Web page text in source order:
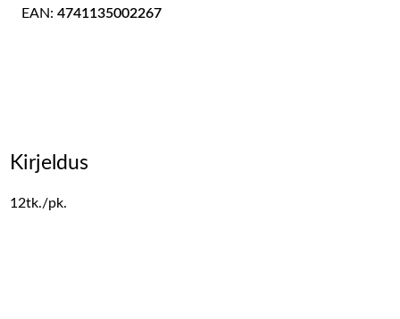
EAN: 4741135002267
Kirjeldus
12tk./pk.